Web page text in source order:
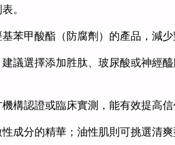
。
苯甲酸酯（防腐劑）的產品，減
議選擇添加胜肽、玻尿酸或神經
構認證或臨床實測，能有效提高
性成分的精華；油性肌則可挑選清